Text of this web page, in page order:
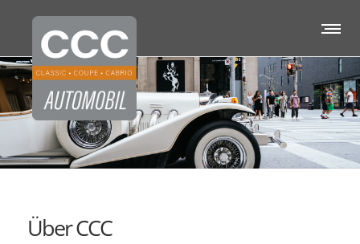
Über CCC